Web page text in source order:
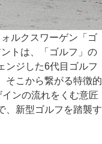
ルクスワーゲン「ゴ
トは、「ゴルフ」の
ンジした6代目ゴルフ
そこから繋がる特徴的
ンの流れをくむ意匠
、新型ゴルフを踏襲す